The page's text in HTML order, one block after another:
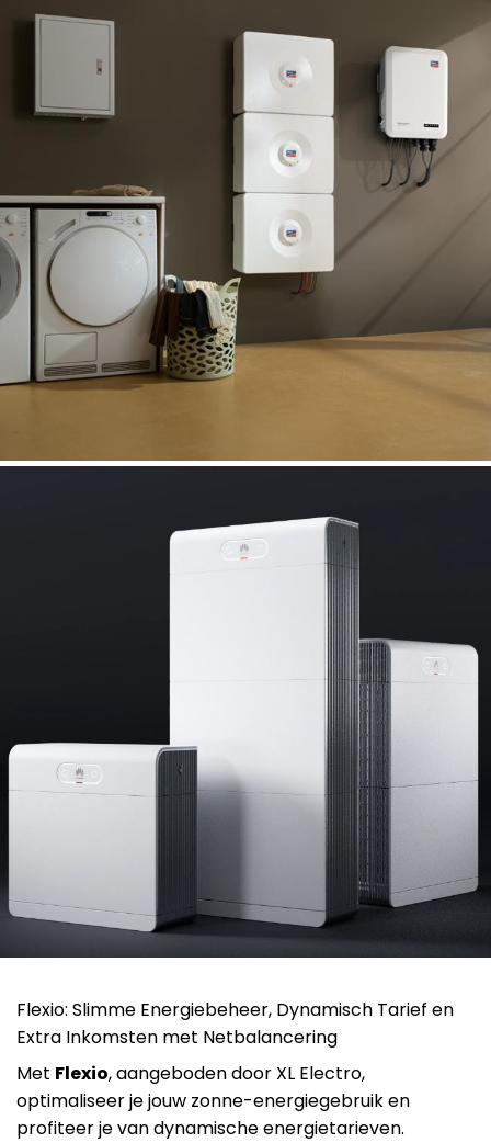
Flexio: Slimme Energiebeheer, Dynamisch Tarief en
Extra Inkomsten met Netbalancering
Met Flexio, aangeboden door XL Electro,
optimaliseer je jouw zonne-energiegebruik en
profiteer je van dynamische energietarieven.